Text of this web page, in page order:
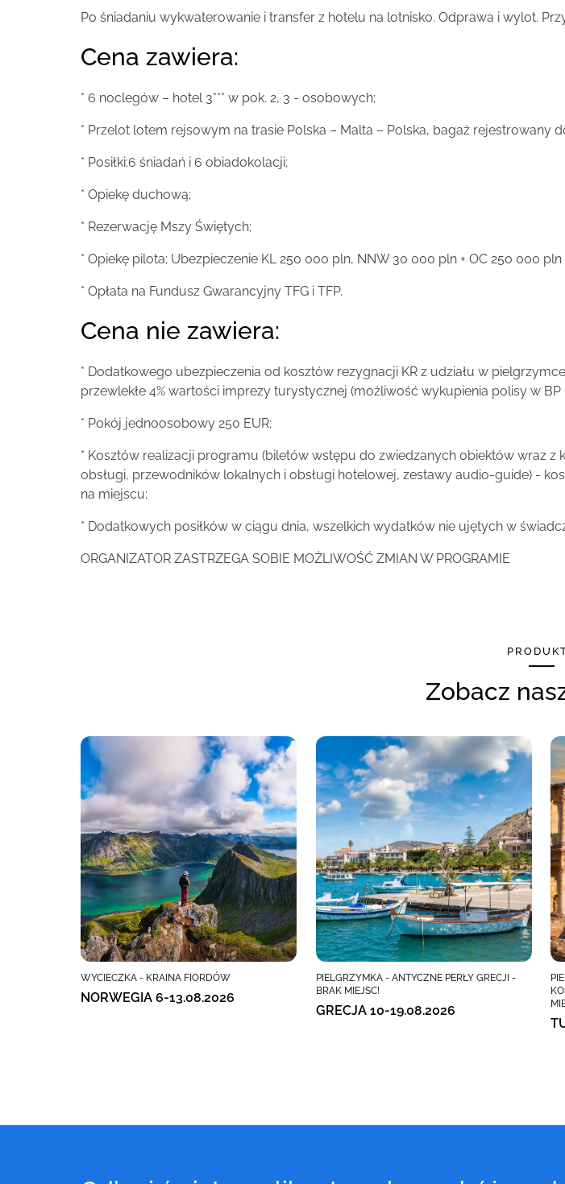
Po śniadaniu wykwaterowanie i transfer z hotelu na lotnisko. Odprawa i wylot.
Cena zawiera:
* 6 noclegów – hotel 3*** w pok. 2, 3 - osobowych;
* Przelot lotem rejsowym na trasie Polska – Malta – Polska, bagaż rejestrowany
* Posiłki:6 śniadań i 6 obiadokolacji;
* Opiekę duchową;
* Rezerwację Mszy Świętych;
* Opiekę pilota; Ubezpieczenie KL 250 000 pln, NNW 30 000 pln + OC 250 000
* Opłata na Fundusz Gwarancyjny TFG i TFP.
Cena nie zawiera:
* Dodatkowego ubezpieczenia od kosztów rezygnacji KR z udziału w
przewlekłe 4% wartości imprezy turystycznej (możliwość wykupienia polisy w BP
* Pokój jednoosobowy 250 EUR;
* Kosztów realizacji programu (biletów wstępu do zwiedzanych obiektów wraz
obsługi, przewodników lokalnych i obsługi hotelowej, zestawy audio-guide) -
na miejscu;
* Dodatkowych posiłków w ciągu dnia, wszelkich wydatków nie ujętych w
ORGANIZATOR ZASTRZEGA SOBIE MOŻLIWOŚĆ ZMIAN W PROGRAMIE
Zobacz
WYCIECZKA - KRAINA FIORDÓW
NORWEGIA 6-13.08.2026
PIELGRZYMKA - ANTYCZNE PERŁY GRECJI -
BRAK MIEJSC!
GRECJA 10-19.08.2026